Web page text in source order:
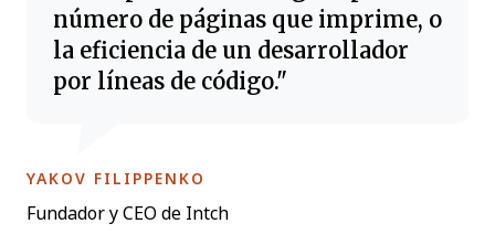
número de páginas que imprime, o
la eficiencia de un desarrollador
por líneas de código.
YAKOV FILIPPENKO
Fundador y CEO de Intch